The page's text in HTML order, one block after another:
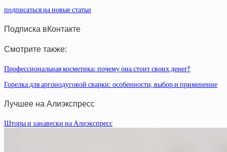
подписаться на новые статьи
Подписка вКонтакте
Смотрите также:
Профессиональная косметика: почему она стоит своих денег?
Горелка для аргонодуговой сварки: особенности, выбор и применение
Лучшее на Алиэкспресс
Шторы и занавески на Алиэкспресс